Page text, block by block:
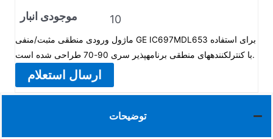
موجودی انبار
10
ماژول ورودی منطقی مثبت/منفی GE IC697MDL653 برای استفاده
با کنترلکنندههای منطقی برنامهپذیر سری 90-70 طراحی شده است.
ارسال استعلام
توضیحات